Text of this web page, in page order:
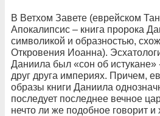
В Ветхом Завете (еврейском
Апокалипсис – книга пророка
символикой и образностью,
Откровения Иоанна).
Даниила был «сон об
друг друга империях. Причем,
образы книги Даниила
последует последнее вечное
нечто ли же подобное говорит и